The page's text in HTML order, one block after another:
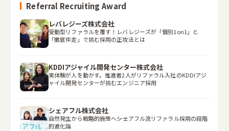
Referral Recruiting Award
レバレジーズ株式会社
受動型リファラルを覆す！レバレジーズが「個別1on1」と
「徹底伴走」で挑む採用の正攻法とは
KDDIアジャイル開発センター株式会社
実体験が人を動かす。推進者2人がリファラル入社のKDDIアジ
ャイル開発センターが挑むエンジニア採用
シェアフル株式会社
自然発生から戦略的施策へ――シェアフル流リファラル採用の段階
的進化論